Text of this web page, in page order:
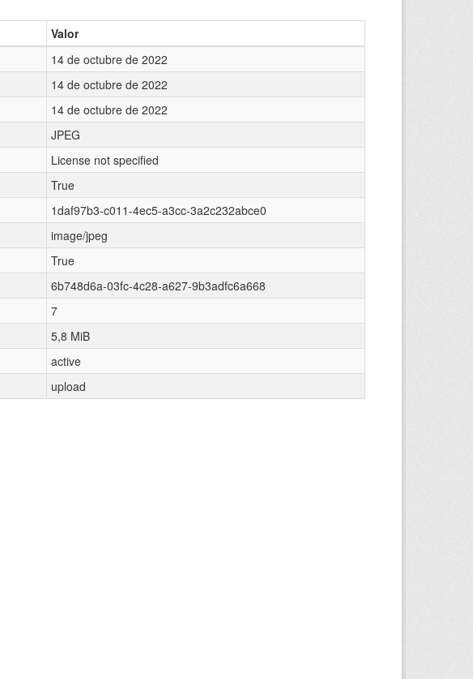
Valor
14 de octubre de 2022
14 de octubre de 2022
14 de octubre de 2022
JPEG
License not specified
True
1daf97b3-c011-4ec5-a3cc-3a2c232abce0
image/jpeg
True
6b748d6a-03fc-4c28-a627-9b3adfc6a668
7
5,8 MiB
active
upload